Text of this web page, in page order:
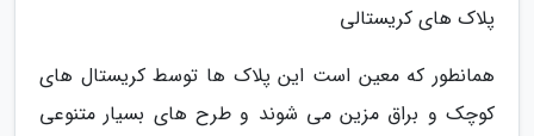
پلاک های کریستالی
همانطور که معین است این پلاک ها توسط کریستال های
کوچک و براق مزین می شوند و طرح های بسیار متنوعی